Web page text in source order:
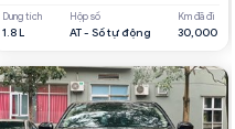
Dung tích
1.8 L
Hộp số
AT - Số tự động
Km đã đi
30,000